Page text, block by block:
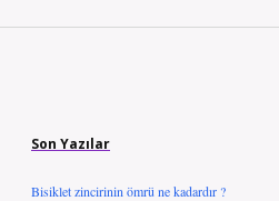
Son Yazılar
Bisiklet zincirinin ömrü ne kadardır ?